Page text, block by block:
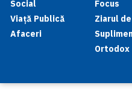
Social
Viață Publică
Afaceri
Focus
Ziarul
Ortodox